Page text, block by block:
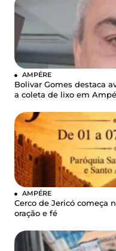
AMPÉRE
Bolivar Gomes destaca
a coleta de lixo em
AMPÉRE
Cerco de Jericó começa
oração e fé